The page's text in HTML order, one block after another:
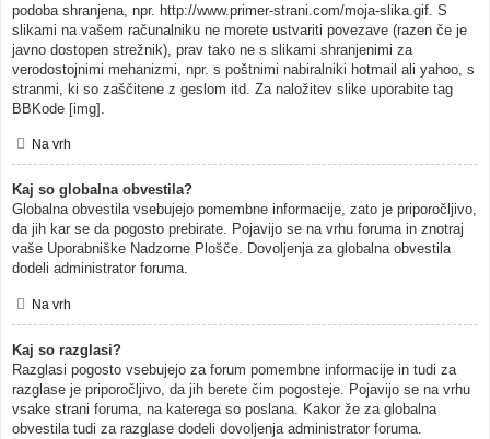
podoba shranjena, npr. http://www.primer-strani.com/moja-slika.gif. S
slikami na vašem računalniku ne morete ustvariti povezave (razen če je
javno dostopen strežnik), prav tako ne s slikami shranjenimi za
verodostojnimi mehanizmi, npr. s poštnimi nabiralniki hotmail ali yahoo, s
stranmi, ki so zaščitene z geslom itd. Za naložitev slike uporabite tag
BBKode [img].
Na vrh
Kaj so globalna obvestila?
Globalna obvestila vsebujejo pomembne informacije, zato je priporočljivo,
da jih kar se da pogosto prebirate. Pojavijo se na vrhu foruma in znotraj
vaše Uporabniške Nadzorne Plošče. Dovoljenja za globalna obvestila
dodeli administrator foruma.
Na vrh
Kaj so razglasi?
Razglasi pogosto vsebujejo za forum pomembne informacije in tudi za
razglase je priporočljivo, da jih berete čim pogosteje. Pojavijo se na vrhu
vsake strani foruma, na katerega so poslana. Kakor že za globalna
obvestila tudi za razglase dodeli dovoljenja administrator foruma.